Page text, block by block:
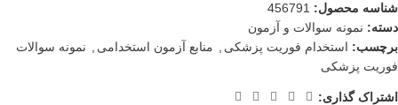
شناسه محصول: 456791
دسته: نمونه سوالات و آزمون
برچسب: استخدام فوریت پزشکی , منابع آزمون استخدامی , نمونه سوالات
فوریت پزشکی
اشتراک گذاری: